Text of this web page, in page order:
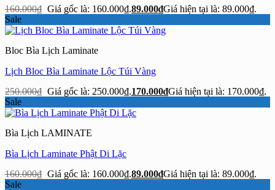
160.000₫ Giá gốc là: 160.000₫.89.000₫Giá hiện tại là: 89.000₫.
Sale
Bloc Bìa Lịch Laminate
Lịch Bloc Bìa Laminate Lộc Túi Vàng
250.000₫ Giá gốc là: 250.000₫.170.000₫Giá hiện tại là: 170.000₫.
Sale
Bìa Lịch LAMINATE
Bìa Lịch Laminate Phật Di Lặc
160.000₫ Giá gốc là: 160.000₫.89.000₫Giá hiện tại là: 89.000₫.
Sale